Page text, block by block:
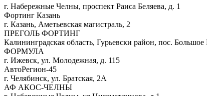
г. Набережные Челны, проспект Раиса Беляева, д. 1
Фортинг Казань
г. Казань, Аметьевская магистраль, 2
ПРЕГОЛЬ ФОРТИНГ
Калининградская область, Гурьевски район, пос.
ФОРМУЛА
г. Ижевск, ул. Молодежная, д. 115
АвтоРегион-45
г. Челябинск, ул. Братская, 2А
АФ АКОС-ЧЕЛНЫ